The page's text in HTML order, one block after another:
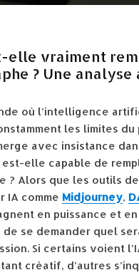
elle vraiment
? Une
où l’intelligence
les limites du
avec insistance
est-elle capable de
? Alors que les outils
IA comme Midjourney,
en puissance et
se demander quel
Si certains voient
créatif, d’autres